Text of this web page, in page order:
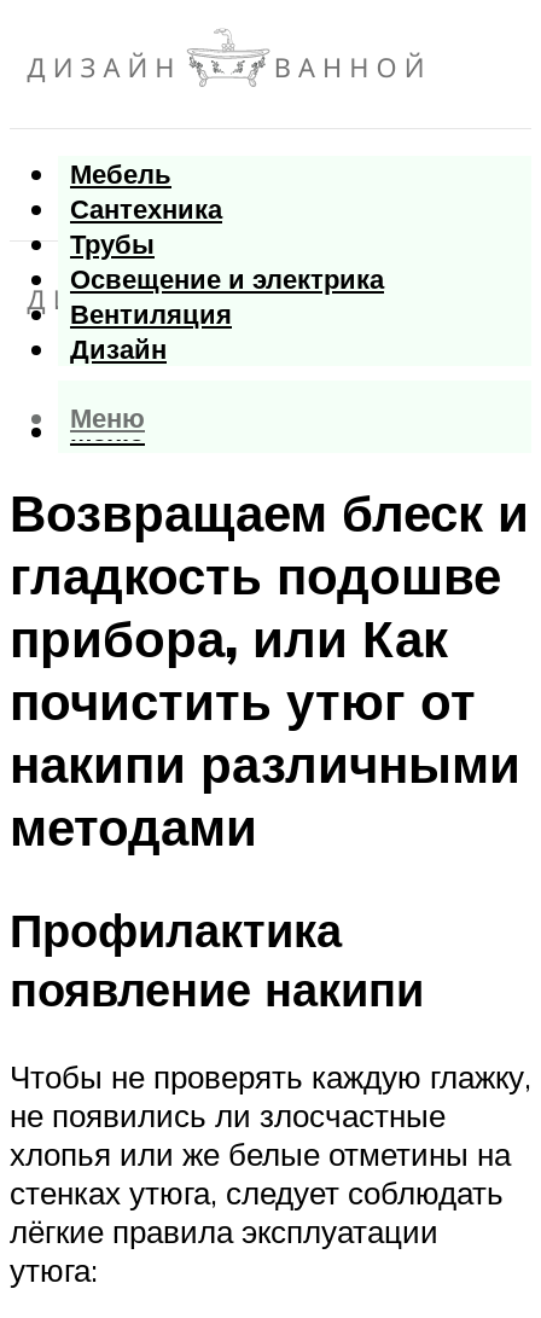
Мебель
Сантехника
Трубы
Освещение и электрика
Вентиляция
Дизайн
Меню
Меню
Возвращаем блеск и
гладкость подошве
прибора, или Как
почистить утюг от
накипи различными
методами
Профилактика
появление накипи
Чтобы не проверять каждую глажку,
не появились ли злосчастные
хлопья или же белые отметины на
стенках утюга, следует соблюдать
лёгкие правила эксплуатации
утюга: